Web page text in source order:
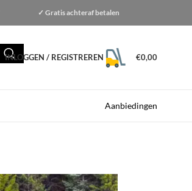
✓ Gratisachteraf betalen
INLOGGEN / REGISTREREN €0,00
Aanbiedingen